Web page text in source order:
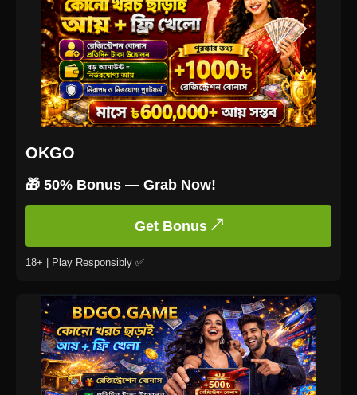
OKGO
🎁 50% Bonus — Grab Now!
Get Bonus ↗
18+ | Play Responsibly ✅